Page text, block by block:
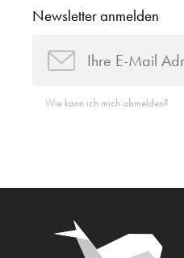
Newsletter anmelden
Wie kann ich mich abmelden?